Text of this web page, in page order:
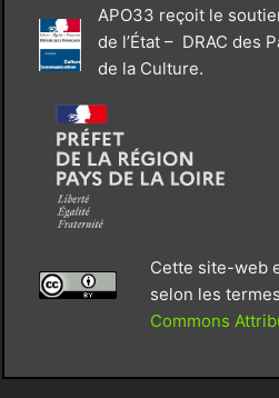
APO33 reçoit le
de l’État – DRAC des
de la Culture.
Cette site-web
selon les
Commons